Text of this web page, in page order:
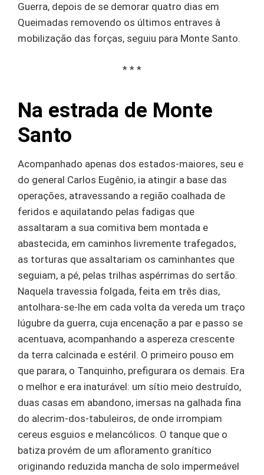
Guerra, depois de se demorar quatro dias em
Queimadas removendo os últimos entraves à
mobilização das forças, seguiu para Monte Santo.
* * *
Na estrada de Monte
Santo
Acompanhado apenas dos estados-maiores, seu e
do general Carlos Eugênio, ia atingir a base das
operações, atravessando a região coalhada de
feridos e aquilatando pelas fadigas que
assaltaram a sua comitiva bem montada e
abastecida, em caminhos livremente trafegados,
as torturas que assaltariam os caminhantes que
seguiam, a pé, pelas trilhas aspérrimas do sertão.
Naquela travessia folgada, feita em três dias,
antolhara-se-lhe em cada volta da vereda um traço
lúgubre da guerra, cuja encenação a par e passo se
acentuava, acompanhando a aspereza crescente
da terra calcinada e estéril. O primeiro pouso em
que parara, o Tanquinho, prefigurara os demais. Era
o melhor e era inaturável: um sítio meio destruído,
duas casas em abandono, imersas na galhada fina
do alecrim-dos-tabuleiros, de onde irrompiam
cereus esguios e melancólicos. O tanque que o
batiza provém de um afloramento granítico
originando reduzida mancha de solo impermeável